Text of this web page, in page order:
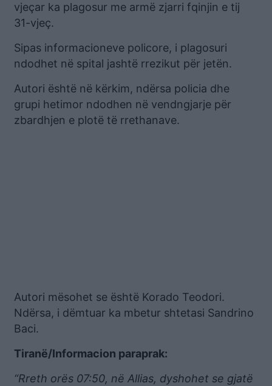
vjeçar ka plagosur me armë zjarri fqinjin e tij
31-vjeç.
Sipas informacioneve policore, i plagosuri
ndodhet në spital jashtë rrezikut për jetën.
Autori është në kërkim, ndërsa policia dhe
grupi hetimor ndodhen në vendngjarje për
zbardhjen e plotë të rrethanave.
Autori mësohet se është Korado Teodori.
Ndërsa, i dëmtuar ka mbetur shtetasi Sandrino
Baci.
Tiranë/Informacion paraprak:
“Rreth orës 07:50, në Allias, dyshohet se gjatë